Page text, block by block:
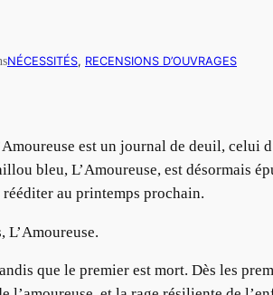
NÉCESSITÉS, RECENSIONS D’OUVRAGES
est un journal de deuil, celui
bleu, L’Amoureuse, est désormais
au printemps prochain.
L’Amoureuse.
que le premier est mort. Dès les